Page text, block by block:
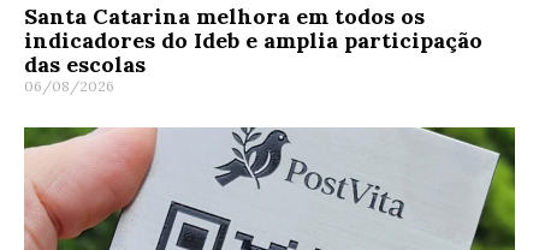
Santa Catarina melhora em todos os
indicadores do Ideb e amplia participação
das escolas
06/08/2026